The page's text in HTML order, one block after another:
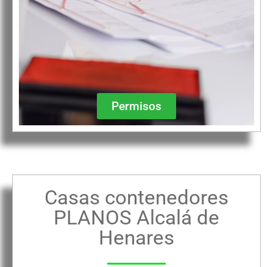
Permisos
Casas contenedores
PLANOS Alcalá de
Henares